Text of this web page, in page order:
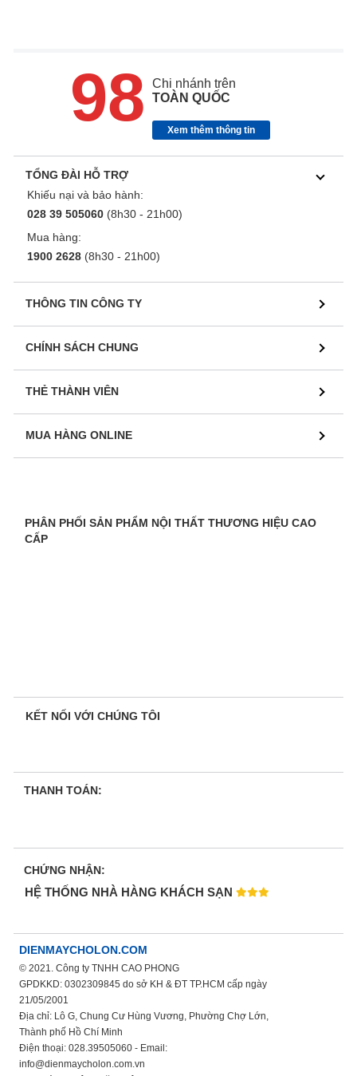
98
Chi nhánh trên
TOÀN QUỐC
Xem thêm thông tin
TỔNG ĐÀI HỖ TRỢ
Khiếu nại và bảo hành:
028 39 505060 (8h30 - 21h00)
Mua hàng:
1900 2628 (8h30 - 21h00)
THÔNG TIN CÔNG TY
CHÍNH SÁCH CHUNG
THẺ THÀNH VIÊN
MUA HÀNG ONLINE
PHÂN PHỐI SẢN PHẨM NỘI THẤT THƯƠNG HIỆU CAO
CẤP
HỆ THỐNG NHÀ HÀNG KHÁCH SẠN
KẾT NỐI VỚI CHÚNG TÔI
THANH TOÁN:
CHỨNG NHẬN:
DIENMAYCHOLON.COM
© 2021. Công ty TNHH CAO PHONG
GPDKKD: 0302309845 do sở KH & ĐT TP.HCM cấp ngày
21/05/2001
Địa chỉ: Lô G, Chung Cư Hùng Vương, Phường Chợ Lớn,
Thành phố Hồ Chí Minh
Điện thoại: 028.39505060 - Email:
info@dienmaycholon.com.vn